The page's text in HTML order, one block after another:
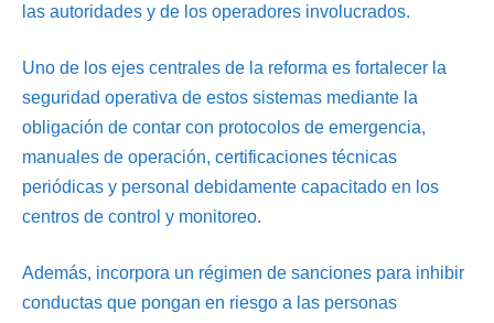
las autoridades y de los operadores involucrados.
Uno de los ejes centrales de la reforma es fortalecer la
seguridad operativa de estos sistemas mediante la
obligación de contar con protocolos de emergencia,
manuales de operación, certificaciones técnicas
periódicas y personal debidamente capacitado en los
centros de control y monitoreo.
Además, incorpora un régimen de sanciones para inhibir
conductas que pongan en riesgo a las personas